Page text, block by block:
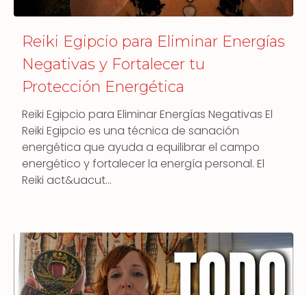
Reiki Egipcio para Eliminar Energías
Negativas y Fortalecer tu
Protección Energética
Reiki Egipcio para Eliminar Energías Negativas El
Reiki Egipcio es una técnica de sanación
energética que ayuda a equilibrar el campo
energético y fortalecer la energía personal. El
Reiki act&uacut…